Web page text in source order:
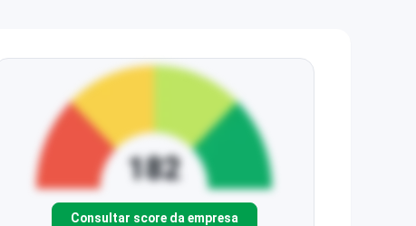
Consultar score da empresa